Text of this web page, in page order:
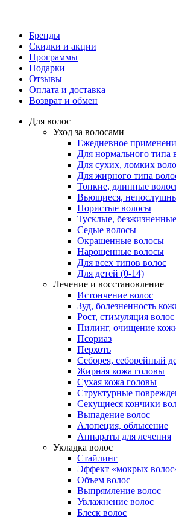
Бренды
Скидки и акции
Программы
Подарки
Отзывы
Оплата и доставка
Возврат и обмен
Для волос
Уход за волосами
Ежедневное
Для нормального типа
Для сухих, ломких
Для жирного типа
Тонкие, длинные
Вьющиеся,
Пористые волосы
Тусклые,
Седые волосы
Окрашенные волосы
Нарощенные волосы
Для всех типов волос
Для детей (0-14)
Лечение и восстановление
Истончение волос
Зуд, болезненность
Рост, стимуляция волос
Пилинг, очищение
Псориаз
Перхоть
Себорея, себорейный
Жирная кожа головы
Сухая кожа головы
Структурные
Секущиеся кончики
Выпадение волос
Алопеция, облысение
Аппараты для лечения
Укладка волос
Стайлинг
Эффект «мокрых
Объем волос
Выпрямление волос
Увлажнение волос
Блеск волос